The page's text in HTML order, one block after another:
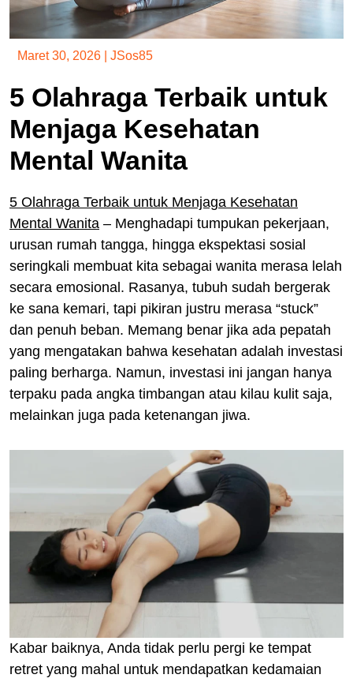
Maret 30, 2026 JSos85
5 Olahraga Terbaik untuk
Menjaga Kesehatan
Mental Wanita
5 Olahraga Terbaik untuk Menjaga Kesehatan
Mental Wanita – Menghadapi tumpukan pekerjaan,
urusan rumah tangga, hingga ekspektasi sosial
seringkali membuat kita sebagai wanita merasa lelah
secara emosional. Rasanya, tubuh sudah bergerak
ke sana kemari, tapi pikiran justru merasa “stuck”
dan penuh beban. Memang benar jika ada pepatah
yang mengatakan bahwa kesehatan adalah investasi
paling berharga. Namun, investasi ini jangan hanya
terpaku pada angka timbangan atau kilau kulit saja,
melainkan juga pada ketenangan jiwa.
Kabar baiknya, Anda tidak perlu pergi ke tempat
retret yang mahal untuk mendapatkan kedamaian